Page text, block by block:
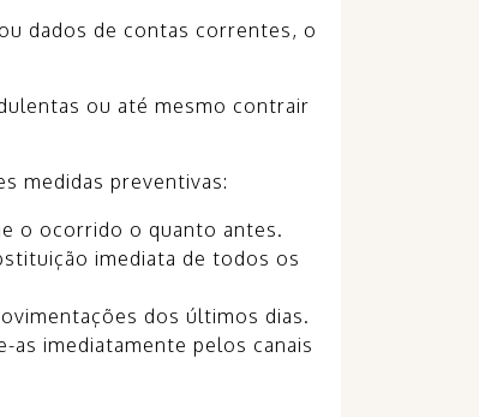
dados de contas correntes, o
ou até mesmo contrair
medidas preventivas:
o ocorrido o quanto antes.
imediata de todos os
dos últimos dias.
imediatamente pelos canais